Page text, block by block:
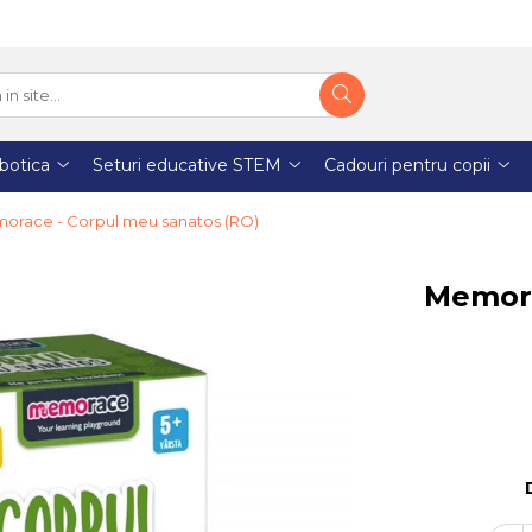
Seturi educative STEM Cadouri pentru copii
- Corpul meu sanatos (RO)